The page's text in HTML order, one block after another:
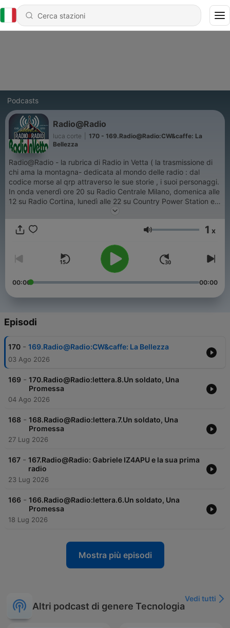
Podcasts
Radio@Radio
luca corte
170 - 169.Radio@Radio:CW&caffe: La
Bellezza
Radio@Radio - la rubrica di Radio in Vetta ( la trasmissione di
chi ama la montagna- dedicata al mondo delle radio : dal
codice morse al qrp attraverso le sue storie , i suoi personaggi.
In onda venerdì ore 20 su Radio Centrale Milano, domenica alle
12 su Radio Cortina, lunedì alle 22 su Country Power Station e
martedì ore 22 su Radio Station One
Volume 1 x
00:00 00:00
Episodi
170 - 169.Radio@Radio:CW&caffe: La Bellezza
03 Ago 2026
169 - 170.Radio@Radio:lettera.8.Un soldato, Una
Promessa
04 Ago 2026
168 - 168.Radio@Radio:lettera.7.Un soldato, Una
Promessa
27 Lug 2026
167 - 167.Radio@Radio: Gabriele IZ4APU e la sua prima
radio
23 Lug 2026
166 - 166.Radio@Radio:lettera.6.Un soldato, Una
Promessa
18 Lug 2026
Mostra più episodi
Altri podcast di genere Tecnologia
Vedi tutti